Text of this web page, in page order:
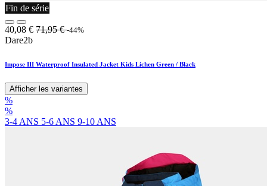
Fin de série
40,08 € 71,95€ -44%
Dare2b
Impose III Waterproof Insulated Jacket Kids Lichen Green / Black
Afficher les variantes
%
%
3-4 ANS 5-6 ANS 9-10 ANS